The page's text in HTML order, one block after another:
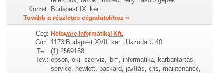
Körzet: Budapest IX. ker.
Tovább a részletes cégadatokhoz »
Cég: Helpware Informatikai Kft.
Cím: 1173 Budapest XVII. ker., Uszoda U 40
Tel.: (1) 2569158
Tev.: epson, oki, szerviz, ibm, informatika, karbantartás,
service, hewlett, packard, javítás, chs, maintenance,